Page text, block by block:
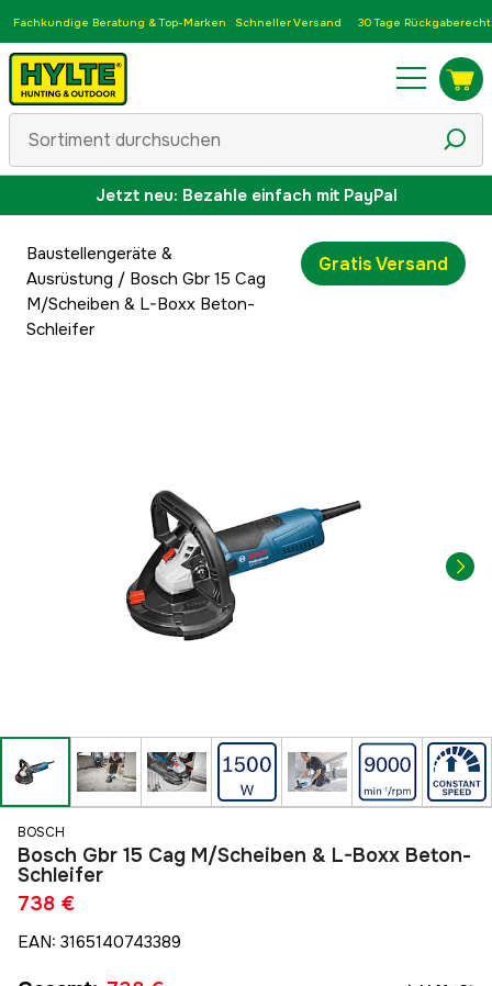
Fachkundige Beratung & Top-Marken Schneller Versand 30 Tage Rückgaberecht
Jetzt neu: Bezahle einfach mit PayPal
Baustellengeräte &
Ausrüstung / Bosch Gbr 15 Cag
M/Scheiben & L-Boxx Beton-
Schleifer
Gratis Versand
BOSCH
Bosch Gbr 15 Cag M/Scheiben & L-Boxx Beton-
Schleifer
738 €
EAN: 3165140743389